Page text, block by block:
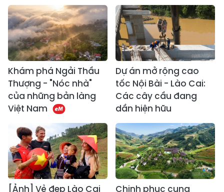
Khám phá Ngải Thầu
Thượng - "Nóc nhà"
của những bản làng
Việt Nam
Dự án mở rộng cao
tốc Nội Bài - Lào Cai:
Các cây cầu đang
dần hiện hữu
[Ảnh] Vẻ đẹp Lào Cai
Chinh phục cung